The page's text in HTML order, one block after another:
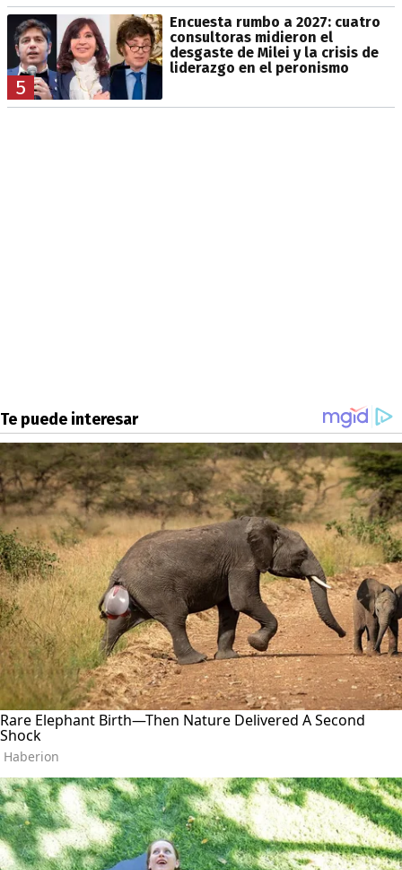
5
Encuesta rumbo a 2027: cuatro
consultoras midieron el
desgaste de Milei y la crisis de
liderazgo en el peronismo